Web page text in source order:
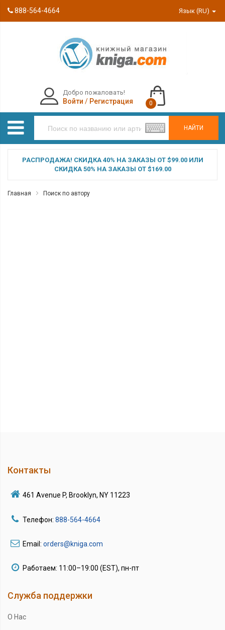
888-564-4664 Язык (RU)
НАЙТИ
Добро пожаловать!
Войти / Регистрация 0
РАСПРОДАЖА! СКИДКА 40% НА ЗАКАЗЫ ОТ $99.00 ИЛИ
СКИДКА 50% НА ЗАКАЗЫ ОТ $169.00
Главная Поиск по автору
Контакты
461 Avenue P, Brooklyn, NY 11223
Телефон: 888-564-4664
Email: orders@kniga.com
Работаем: 11:00–19:00 (EST), пн-пт
Служба поддержки
О Нас